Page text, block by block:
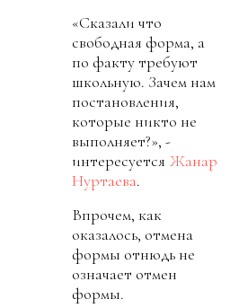
«Сказали что
свободная форма, а
по факту требуют
школьную. Зачем нам
постановления,
которые никто не
выполняет?», -
интересуется Жанар
Нуртаева.
Впрочем, как
оказалось, отмена
формы отнюдь не
означает отмен
формы.